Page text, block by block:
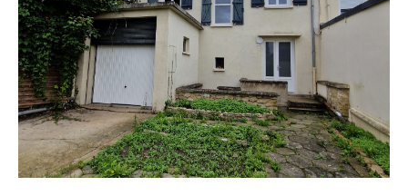
Localisation
Surface